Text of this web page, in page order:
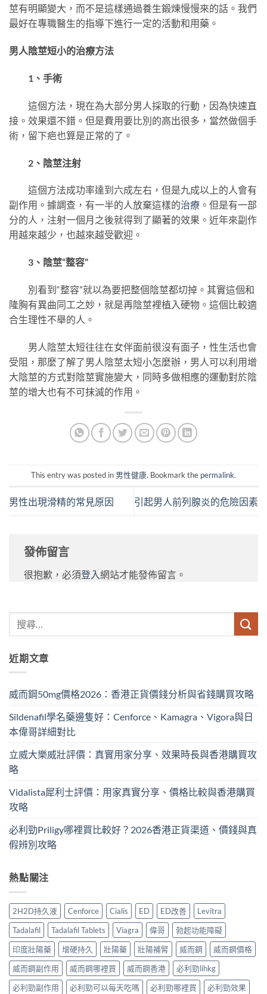
莖有明顯變大，而不是這樣通過養生鍛煉慢慢來的話。我們
最好在專職醫生的指導下進行一定的活動和用藥。
男人陰莖短小的治療方法
1、手術
這個方法，現在為大部分男人採取的行動，因為快速直
接。效果還不錯。但是費用要比別的高出很多，當然做個手
術，留下疤也算是正常的了。
2、陰莖注射
這個方法成功率達到六成左右，但是九成以上的人會有
副作用。據調查，有一半的人放棄這樣的治療 。但是有一部
分的人，注射一個月之後就得到了顯著的效果。近年來副作
用越來越少，也越來越受歡迎。
3、陰莖“整容”
別看到“整容”就以為要把整個陰莖都切掉。其實這個和
隆胸有異曲同工之妙，就是再陰莖裡植入硬物。這個比較適
合生理性不舉的人。
男人陰莖太短往往在女伴面前很沒有面子，性生活也會
受阻，那麼了解了男人陰莖太短小怎麼辦，男人可以利用增
大陰莖的方式對陰莖實施變大，同時多做相應的運動對於陰
莖的增大也有不可抹滅的作用。
This entry was posted in 男性健康. Bookmark the permalink.
男性出現滑精的常見原因 引起男人前列腺炎的危險因素
發佈留言
很抱歉，必須登入 網站才能發佈留言。
近期文章
威而鋼50mg價格2026：香港正貨價錢分析與省錢購買攻略
Sildenafil學名藥邊隻好：Cenforce、Kamagra、Vigora與日
本偉哥詳細對比
立威大樂威壯評價：真實用家分享、效果時長與香港購買攻
略
Vidalista犀利士評價：用家真實分享、價格比較與香港購買
攻略
必利勁Priligy哪裡買比較好？2026香港正貨渠道、價錢與真
假辨別攻略
熱點關注
2H2D持久液 Cenforce Cialis ED ED改善
Levitra
Tadalafil
Tadalafil Tablets Viagra 偉哥
勃起功能障礙
印度壯陽藥
增硬持久 壯陽藥 壯陽補腎 威而鋼
威而鋼價格
威而鋼副作用
威而鋼哪裡買 威而鋼香港
必利勁lihkg
必利勁副作用
必利勁可以每天吃嗎 必利勁哪裡買 必利勁效果